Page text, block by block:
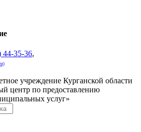
44-35-36,
учреждение Курганской области
центр по предоставлению
услуг»